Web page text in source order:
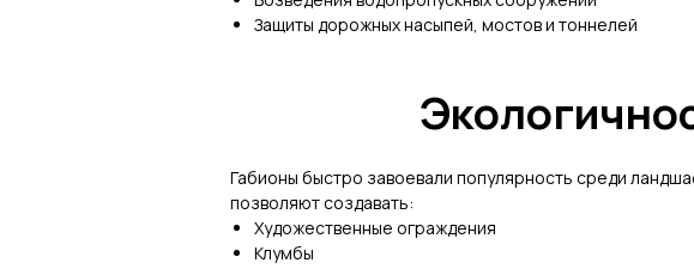
Защиты дорожных насыпей, мостов и тоннелей
Габионы быстро завоевали популярность среди
позволяют создавать:
Художественные ограждения
Клумбы